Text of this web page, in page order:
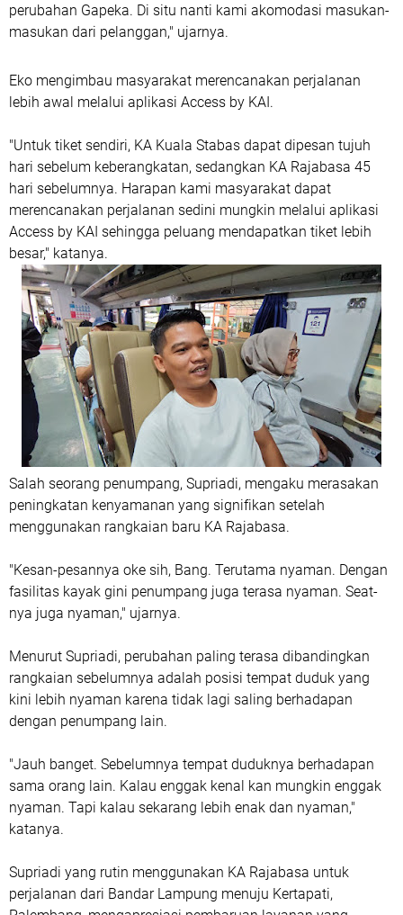
perubahan Gapeka. Di situ nanti kami akomodasi masukan-
masukan dari pelanggan," ujarnya.
Eko mengimbau masyarakat merencanakan perjalanan
lebih awal melalui aplikasi Access by KAI.
"Untuk tiket sendiri, KA Kuala Stabas dapat dipesan tujuh
hari sebelum keberangkatan, sedangkan KA Rajabasa 45
hari sebelumnya. Harapan kami masyarakat dapat
merencanakan perjalanan sedini mungkin melalui aplikasi
Access by KAI sehingga peluang mendapatkan tiket lebih
besar," katanya.
Salah seorang penumpang, Supriadi, mengaku merasakan
peningkatan kenyamanan yang signifikan setelah
menggunakan rangkaian baru KA Rajabasa.
"Kesan-pesannya oke sih, Bang. Terutama nyaman. Dengan
fasilitas kayak gini penumpang juga terasa nyaman. Seat-
nya juga nyaman," ujarnya.
Menurut Supriadi, perubahan paling terasa dibandingkan
rangkaian sebelumnya adalah posisi tempat duduk yang
kini lebih nyaman karena tidak lagi saling berhadapan
dengan penumpang lain.
"Jauh banget. Sebelumnya tempat duduknya berhadapan
sama orang lain. Kalau enggak kenal kan mungkin enggak
nyaman. Tapi kalau sekarang lebih enak dan nyaman,"
katanya.
Supriadi yang rutin menggunakan KA Rajabasa untuk
perjalanan dari Bandar Lampung menuju Kertapati,